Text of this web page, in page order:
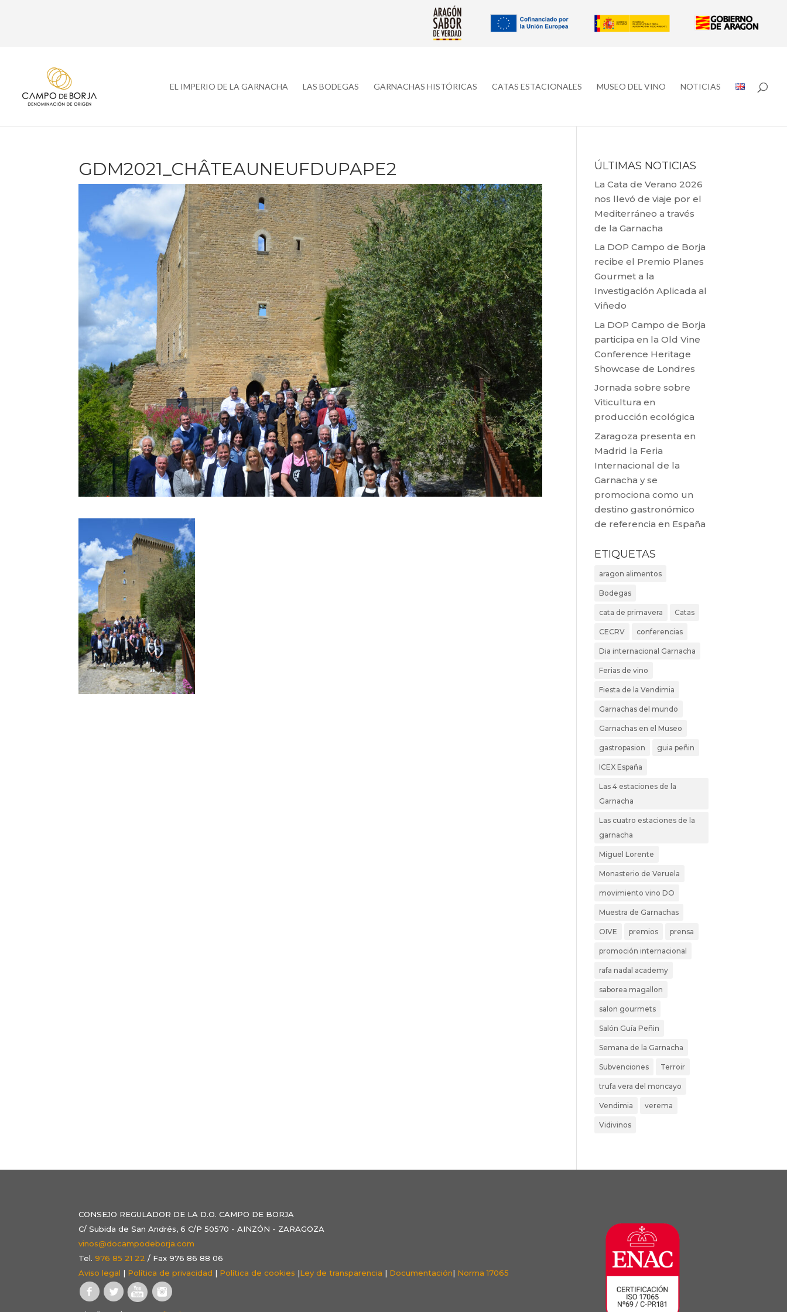
EL IMPERIO DE LA GARNACHA LAS BODEGAS GARNACHAS HISTÓRICAS CATAS ESTACIONALES MUSEO DEL VINO NOTICIAS
GDM2021_CHÂTEAUNEUFDUPAPE2 ÚLTIMAS NOTICIAS
La Cata de Verano 2026
nos llevó de viaje por el
Mediterráneo a través
de la Garnacha
La DOP Campo de Borja
recibe el Premio Planes
Gourmet a la
Investigación Aplicada al
Viñedo
La DOP Campo de Borja
participa en la Old Vine
Conference Heritage
Showcase de Londres
Jornada sobre sobre
Viticultura en
producción ecológica
Zaragoza presenta en
Madrid la Feria
Internacional de la
Garnacha y se
promociona como un
destino gastronómico
de referencia en España
ETIQUETAS
aragon alimentos
Bodegas
cata de primavera Catas
CECRV conferencias
Dia internacional Garnacha
Ferias de vino
Fiesta de la Vendimia
Garnachas del mundo
Garnachas en el Museo
gastropasion guia peñin
ICEX España
Las 4 estaciones de la
Garnacha
Las cuatro estaciones de la
garnacha
Miguel Lorente
Monasterio de Veruela
movimiento vino DO
Muestra de Garnachas
OIVE premios prensa
promoción internacional
rafa nadal academy
saborea magallon
salon gourmets
Salón Guía Peñin
Semana de la Garnacha
Subvenciones Terroir
trufa vera del moncayo
Vendimia verema
Vidivinos
CONSEJO REGULADOR DE LA D.O. CAMPO DE BORJA
C/ Subida de San Andrés, 6 C/P 50570 - AINZÓN - ZARAGOZA
vinos@docampodeborja.com
Tel.976 85 21 22 / Fax 976 86 88 06
Aviso legal | Política de privacidad | Política de cookies |Ley de transparencia | Documentación| Norma 17065